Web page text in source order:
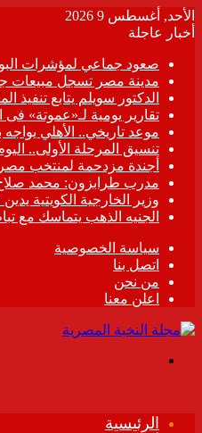
الأحد, أغسطس 9 2026
أخبار عاجلة
صعود جماعي لمؤشرات
مدينة مصر تسجل مبيعات جديدة بقيمة 28.4 مليار جنيه وتضاعف معدلات
الدكتور سويلم يتابع تنفيذ
تقارير يومية لـ«عموتة»
موعد تاريخي.. الأهلي يواجه
تنسيق المرحلة الأولى..
أجندة مزدحمة لمنتخب
مدرب طرابزون: محمد
وزير الخارجية الكويتية
الجنيه الذهب يتماسك مع
سياسة الخصوصية
اتصل بنا
من نحن
اعلن معنا
الرئيسية